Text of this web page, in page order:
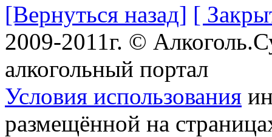
[Вернуться назад] [
2009-2011г. ©
алкогольный портал
Условия использования
размещённой на